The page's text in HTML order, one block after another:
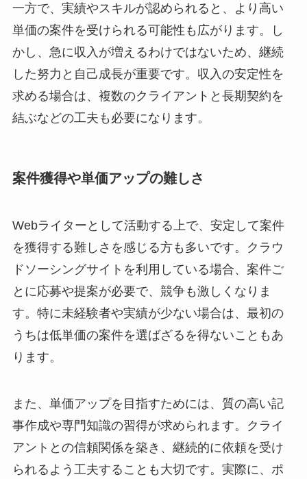
一方で、実績やスキルが認められると、より高い
単価の案件を受けられる可能性も広がります。し
かし、急に収入が増えるわけではないため、継続
した努力と自己成長が重要です。収入の安定性を
求める場合は、複数のクライアントと長期契約を
結ぶなどの工夫も必要になります。
案件獲得や単価アップの難しさ
Webライターとして活動する上で、安定して案件
を獲得する難しさを感じる方も多いです。クラウ
ドソーシングサイトを利用している場合、案件ご
とに応募や提案が必要で、競争も激しくなりま
す。特に未経験者や実績が少ない場合は、最初の
うちは低単価の案件を選ばざるを得ないこともあ
ります。
また、単価アップを目指すためには、質の高い記
事作成や専門知識の習得が求められます。クライ
アントとの信頼関係を築き、継続的に依頼を受け
られるよう工夫することも大切です。実際に、ポ